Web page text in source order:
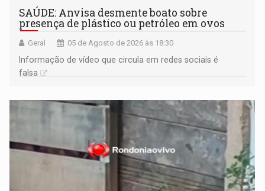
SAÚDE: Anvisa desmente boato sobre
presença de plástico ou petróleo em ovos
Geral 05 de Agosto de 2026 às 18:30
Informação de vídeo que circula em redes sociais é
falsa